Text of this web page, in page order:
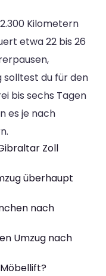
Kilometern
etwa 22 bis 26
solltest du für den
bis sechs Tagen
es je nach
Zoll
überhaupt
nach
Umzug nach